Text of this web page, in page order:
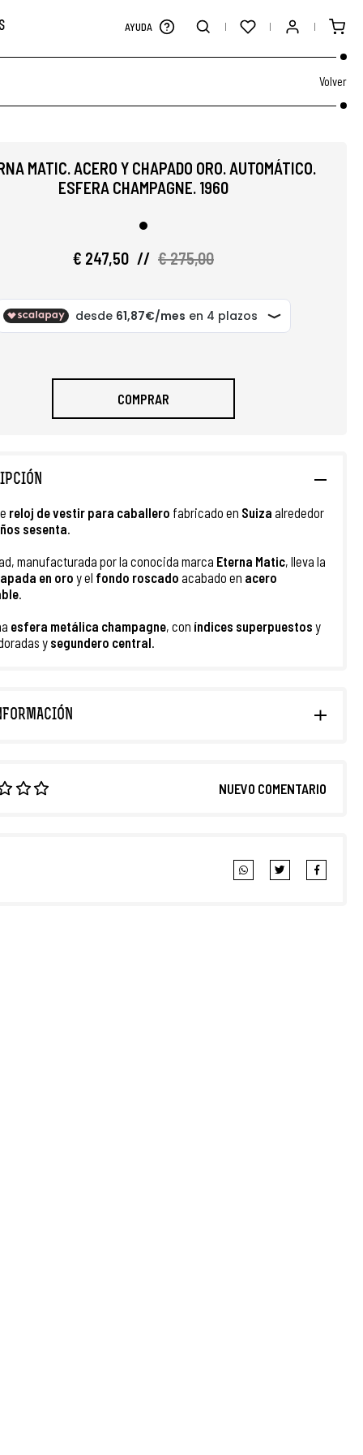
AYUDA
Volver
MATIC. ACERO Y CHAPADO ORO. AUTOMÁTICO.
ESFERA CHAMPAGNE. 1960
€ 247,50 // € 275,00
COMPRAR
reloj de vestir para caballero fabricado en Suiza alrededor
sesenta.
manufacturada por la conocida marca Eterna Matic, lleva la
en oro y el fondo roscado acabado en acero
.
esfera metálica champagne, con índices superpuestos y
y segundero central.
NUEVO COMENTARIO